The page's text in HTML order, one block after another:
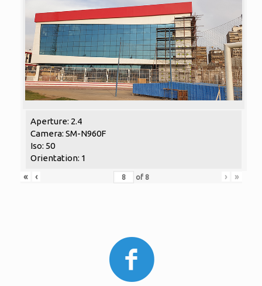
Aperture: 2.4
Camera: SM-N960F
Iso: 50
Orientation: 1
«
‹ of 8 › »